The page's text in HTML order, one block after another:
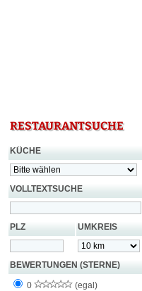
RESTAURANTSUCHE
KÜCHE
VOLLTEXTSUCHE
PLZ UMKREIS
BEWERTUNGEN (STERNE)
0
(egal)